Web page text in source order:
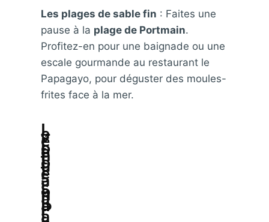
Les plages de sable fin : Faites une
pause à la plage de Portmain.
Profitez-en pour une baignade ou une
escale gourmande au restaurant le
Papagayo, pour déguster des moules-
frites face à la mer.
L
e
v
é
l
o
e
n
t
o
u
t
e
s
a
i
s
o
n
à
L
a
P
l
a